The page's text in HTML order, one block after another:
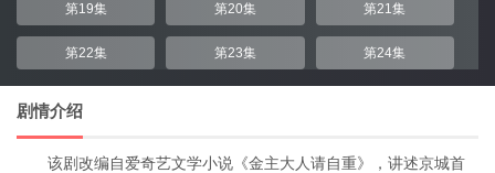
第19集 第20集 第21集
第22集 第23集 第24集
剧情介绍
该剧改编自爱奇艺文学小说《金主大人请自重》，讲述京城首